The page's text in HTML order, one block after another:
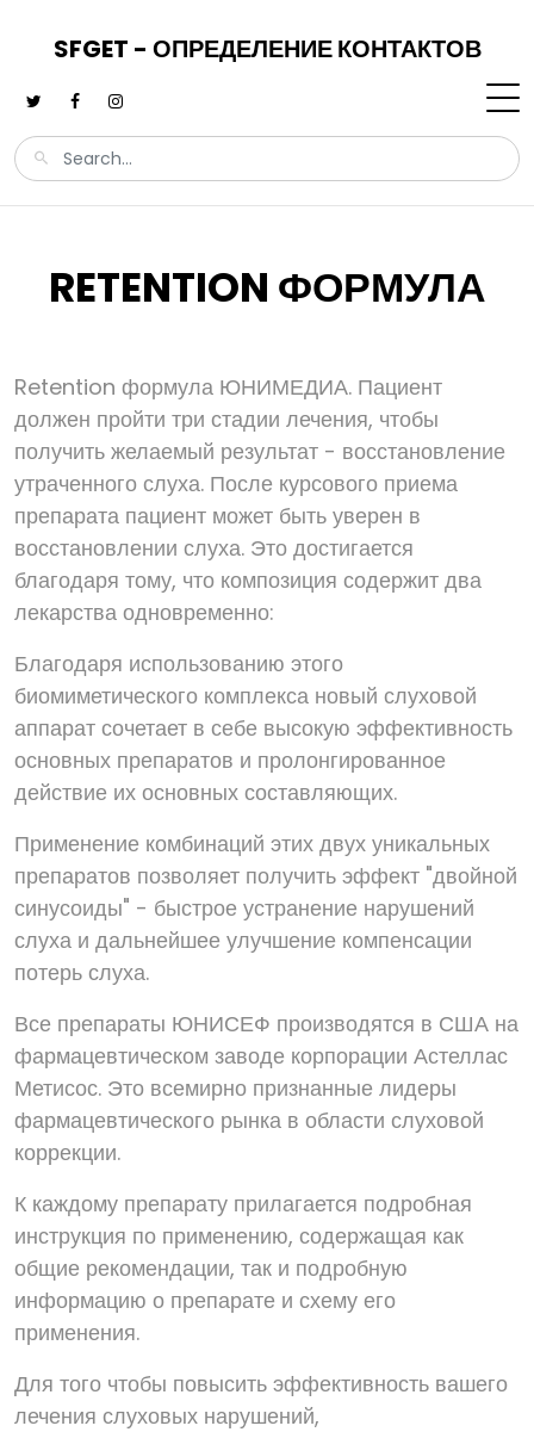
SFGET - ОПРЕДЕЛЕНИЕ КОНТАКТОВ
RETENTION ФОРМУЛА
Retention формула ЮНИМЕДИА. Пациент
должен пройти три стадии лечения, чтобы
получить желаемый результат - восстановление
утраченного слуха. После курсового приема
препарата пациент может быть уверен в
восстановлении слуха. Это достигается
благодаря тому, что композиция содержит два
лекарства одновременно:
Благодаря использованию этого
биомиметического комплекса новый слуховой
аппарат сочетает в себе высокую эффективность
основных препаратов и пролонгированное
действие их основных составляющих.
Применение комбинаций этих двух уникальных
препаратов позволяет получить эффект "двойной
синусоиды" - быстрое устранение нарушений
слуха и дальнейшее улучшение компенсации
потерь слуха.
Все препараты ЮНИСЕФ производятся в США на
фармацевтическом заводе корпорации Астеллас
Метисос. Это всемирно признанные лидеры
фармацевтического рынка в области слуховой
коррекции.
К каждому препарату прилагается подробная
инструкция по применению, содержащая как
общие рекомендации, так и подробную
информацию о препарате и схему его
применения.
Для того чтобы повысить эффективность вашего
лечения слуховых нарушений,